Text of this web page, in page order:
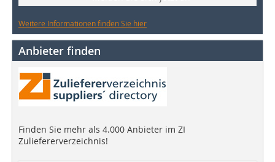
Weitere Informationen finden Sie hier
Anbieter finden
Finden Sie mehr als 4.000 Anbieter im ZI
Zuliefererverzeichnis!